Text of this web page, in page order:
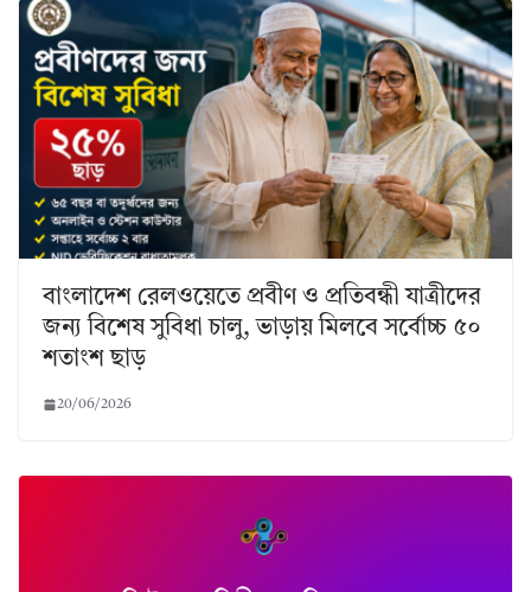
বাংলাদেশ রেলওয়েতে প্রবীণ ও প্রতিবন্ধী যাত্রীদের
জন্য বিশেষ সুবিধা চালু, ভাড়ায় মিলবে সর্বোচ্চ ৫০
শতাংশ ছাড়
20/06/2026